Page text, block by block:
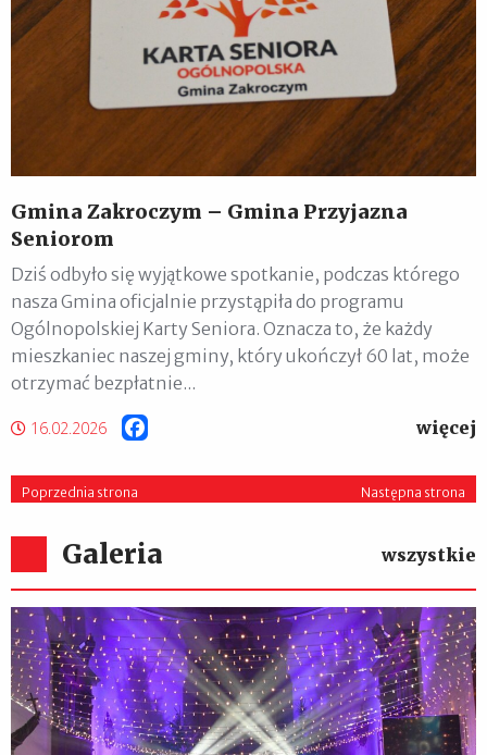
Gmina Zakroczym – Gmina Przyjazna
Seniorom
Dziś odbyło się wyjątkowe spotkanie, podczas którego
nasza Gmina oficjalnie przystąpiła do programu
Ogólnopolskiej Karty Seniora. Oznacza to, że każdy
mieszkaniec naszej gminy, który ukończył 60 lat, może
otrzymać bezpłatnie...
16.02.2026 więcej
Poprzednia strona Następna strona
Galeria wszystkie
XIII Zakroczymskie Kolędowanie